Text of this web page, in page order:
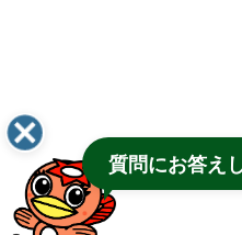
質問にお答え